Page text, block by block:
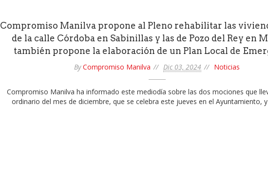
Compromiso Manilva propone al Pleno rehabilitar las
de la calle Córdoba en Sabinillas y las de Pozo del Rey en
también propone la elaboración de un Plan Local de
ByCompromiso Manilva Dic 03, 2024 Noticias
Compromiso Manilva ha informado este mediodía sobre las dos mociones que
ordinario del mes de diciembre, que se celebra este jueves en el Ayuntamiento,